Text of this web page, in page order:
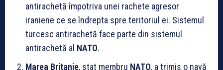
antirachetă împotriva unei rachete agresor
iraniene ce se îndrepta spre teritoriul ei. Sistemul
turcesc antirachetă face parte din sistemul
antirachetă al NATO.
Marea Britanie, stat membru NATO, a trimis o navă